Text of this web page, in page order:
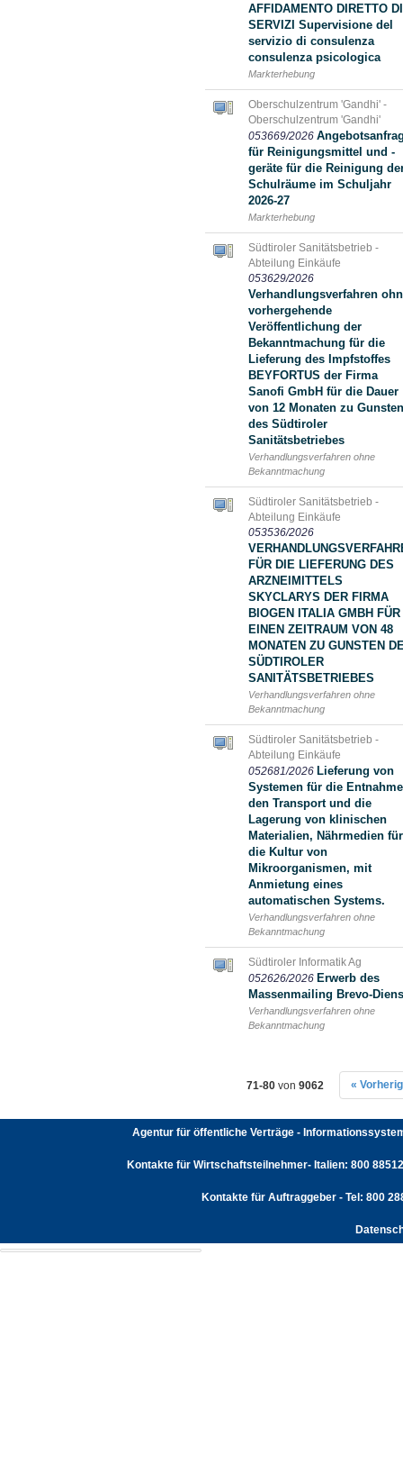
AFFIDAMENTO DIRETTO DI
SERVIZI Supervisione del
servizio di consulenza
consulenza psicologica
Markterhebung
Oberschulzentrum 'Gandhi' -
Oberschulzentrum 'Gandhi'
053669/2026
für Reinigungsmittel und -
geräte für die Reinigung
Schulräume im Schuljahr
2026-27
Markterhebung
Südtiroler Sanitätsbetrieb -
Abteilung Einkäufe
053629/2026
Verhandlungsverfahren
vorhergehende
Veröffentlichung der
Bekanntmachung für die
Lieferung des Impfstoffes
BEYFORTUS der Firma
Sanofi GmbH für die Dauer
von 12 Monaten zu Gunsten
des Südtiroler
Sanitätsbetriebes
Verhandlungsverfahren ohne
Bekanntmachung
Südtiroler Sanitätsbetrieb -
Abteilung Einkäufe
053536/2026
FÜR DIE LIEFERUNG DES
ARZNEIMITTELS
SKYCLARYS DER FIRMA
BIOGEN ITALIA GMBH FÜR
EINEN ZEITRAUM VON 48
MONATEN ZU GUNSTEN
SÜDTIROLER
SANITÄTSBETRIEBES
Verhandlungsverfahren ohne
Bekanntmachung
Südtiroler Sanitätsbetrieb -
Abteilung Einkäufe
052681/2026 Lieferung von
Systemen für die
den Transport und die
Lagerung von klinischen
Materialien, Nährmedien für
die Kultur von
Mikroorganismen, mit
Anmietung eines
automatischen Systems.
Verhandlungsverfahren ohne
Bekanntmachung
Südtiroler Informatik Ag
052626/2026 Erwerb des
Massenmailing Brevo-
Verhandlungsverfahren ohne
Bekanntmachung
71-80 von 9062 «
Agentur für öffentliche Verträge -
Kontakte für Wirtschaftsteilnehmer- Italien: 800
Kontakte für Auftraggeber - Tel: 800